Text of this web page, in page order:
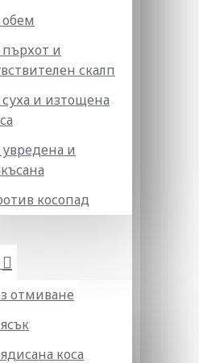
обем
пърхот и
скалп
суха и изтощена
увредена и
косопад
отмиване
коса